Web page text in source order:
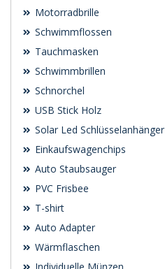
Motorradbrille
Schwimmflossen
Tauchmasken
Schwimmbrillen
Schnorchel
USB Stick Holz
Solar Led Schlüsselanhänger
Einkaufswagenchips
Auto Staubsauger
PVC Frisbee
T-shirt
Auto Adapter
Wärmflaschen